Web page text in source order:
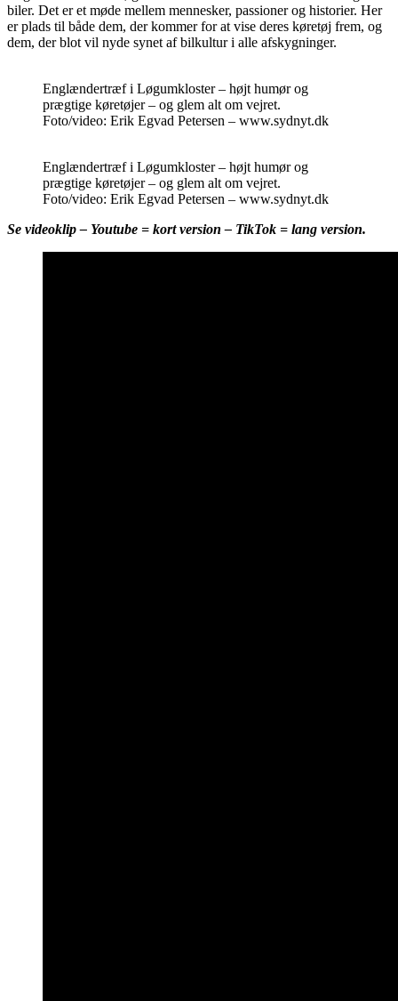
biler. Det er et møde mellem mennesker, passioner og historier. Her
er plads til både dem, der kommer for at vise deres køretøj frem, og
dem, der blot vil nyde synet af bilkultur i alle afskygninger.
Englændertræf i Løgumkloster – højt humør og
prægtige køretøjer – og glem alt om vejret.
Foto/video: Erik Egvad Petersen – www.sydnyt.dk
Englændertræf i Løgumkloster – højt humør og
prægtige køretøjer – og glem alt om vejret.
Foto/video: Erik Egvad Petersen – www.sydnyt.dk
Se videoklip – Youtube = kort version – TikTok = lang version.